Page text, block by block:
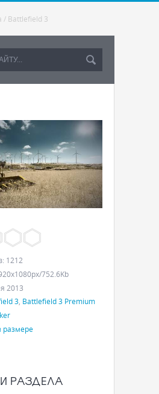
/ Battlefield 3
: 1212
752.6Kb
2013
3, Battlefield 3 Premium
размере
РАЗДЕЛА